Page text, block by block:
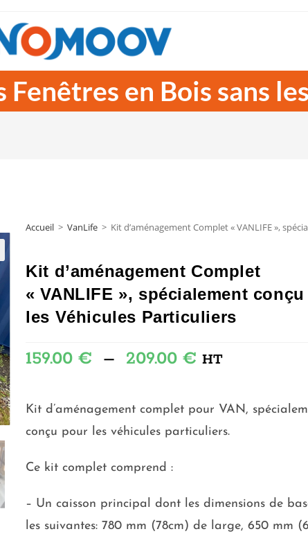
en Bois sans
Accueil > VanLife > Kit d’aménagement Complet « VANLIFE »,
Kit d’aménagement Complet
« VANLIFE », spécialement
les Véhicules Particuliers
159.00€ – 209.00€ HT
Kit d’aménagement complet pour VAN,
conçu pour les véhicules particuliers.
Ce kit complet comprend :
– Un caisson principal dont les dimensions de
les suivantes: 780 mm (78cm) de large, 650 mm